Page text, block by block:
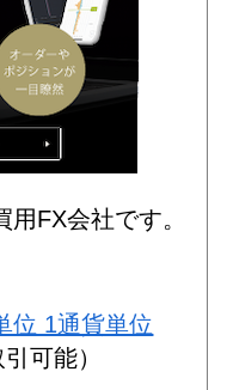
FX会社です。
位 1通貨単位
可能）